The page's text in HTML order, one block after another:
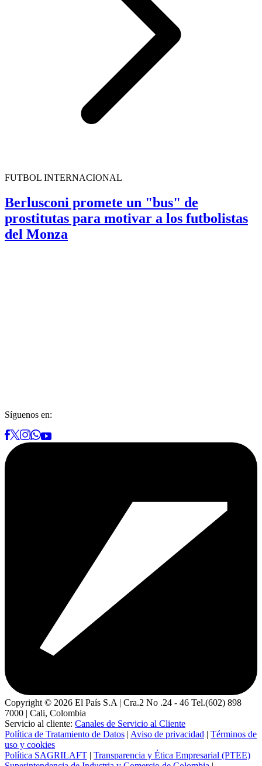
FUTBOL INTERNACIONAL
Berlusconi promete un "bus" de
prostitutas para motivar a los futbolistas
del Monza
Síguenos en:
Copyright © 2026 El País S.A | Cra.2 No .24 - 46 Tel.(602) 898
7000 | Cali, Colombia
Servicio al cliente: Canales de Servicio al Cliente
Política de Tratamiento de Datos | Aviso de privacidad | Términos de
uso y cookies
Política SAGRILAFT | Transparencia y Ética Empresarial (PTEE)